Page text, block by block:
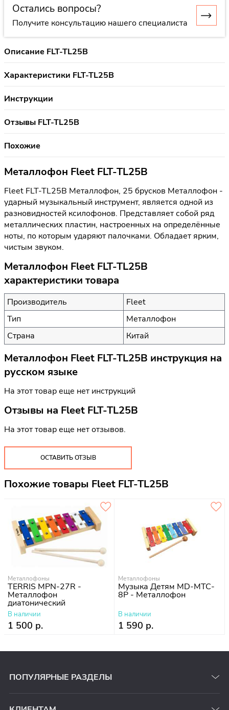
Остались вопросы?
Получите консультацию нашего специалиста
Описание FLT-TL25B
Характеристики FLT-TL25B
Инструкции
Отзывы FLT-TL25B
Похожие
Металлофон Fleet FLT-TL25B
Fleet FLT-TL25B Металлофон, 25 брусков Металлофон -
ударный музыкальный инструмент, является одной из
разновидностей ксилофонов. Представляет собой ряд
металлических пластин, настроенных на определённые
ноты, по которым ударяют палочками. Обладает ярким,
чистым звуком.
Металлофон Fleet FLT-TL25B
характеристики товара
Производитель
Fleet
Тип
Металлофон
Страна
Китай
Металлофон Fleet FLT-TL25B инструкция на
русском языке
На этот товар еще нет инструкций
Отзывы на Fleet FLT-TL25B
На этот товар еще нет отзывов.
ОСТАВИТЬ ОТЗЫВ
Похожие товары Fleet FLT-TL25B
Металлофоны
TERRIS MPN-27R -
Металлофон
диатонический
В наличии
1 500 р.
Металлофоны
Музыка Детям MD-MTC-
8P - Металлофон
В наличии
1 590 р.
ПОПУЛЯРНЫЕ РАЗДЕЛЫ